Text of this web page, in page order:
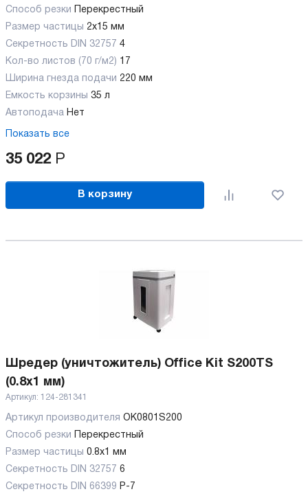
Способ резки
Перекрестный
Размер частицы 2x15 мм
Секретность DIN 32757 4
Кол-во листов (70 г/м2) 17
Ширина гнезда подачи 220 мм
Емкость корзины 35 л
Автоподача Нет
Показать все
35 022 Р
В корзину
Шредер (уничтожитель) Office Kit S200TS
(0.8x1 мм)
Артикул: 124-281341
Артикул производителя OK0801S200
Способ резки
Перекрестный
Размер частицы 0.8x1 мм
Секретность DIN 32757 6
Секретность DIN 66399 P-7